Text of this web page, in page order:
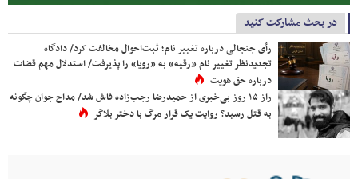
در بحث مشارکت کنید
رأی جنجالی درباره تغییر نام؛ ثبت‌احوال مخالفت کرد/ دادگاه
تجدیدنظر تغییر نام «رقیه» به «رویا» را پذیرفت/ استدلال مهم قضات
درباره حق هویت
راز ۱۵ روز بی‌خبری از حمیدرضا رجب‌زاده فاش شد/ مداح جوان چگونه
به قتل رسید؟ روایت یک قرار مرگ با دختر بلاگر